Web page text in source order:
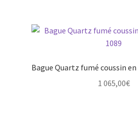
Bague Quartz fumé coussin en
1 065,00€